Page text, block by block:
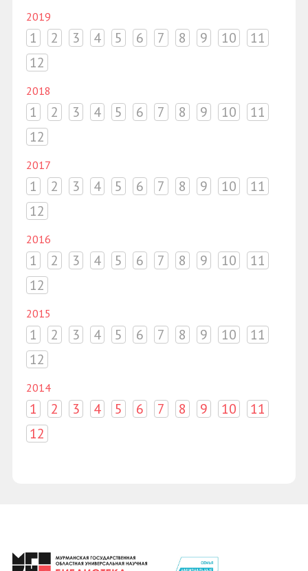
2019
1 2 3 4 5 6 7 8 9 10
11
12
2018
1 2 3 4 5 6 7 8 9 10
11
12
2017
1 2 3 4 5 6 7 8 9 10
11
12
2016
1 2 3 4 5 6 7 8 9 10
11
12
2015
1 2 3 4 5 6 7 8 9 10
11
12
2014
1 2 3 4 5 6 7 8 9 10
11
12